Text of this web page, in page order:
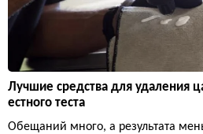
Лучшие средства для удаления
естного теста
Обещаний много, а результата